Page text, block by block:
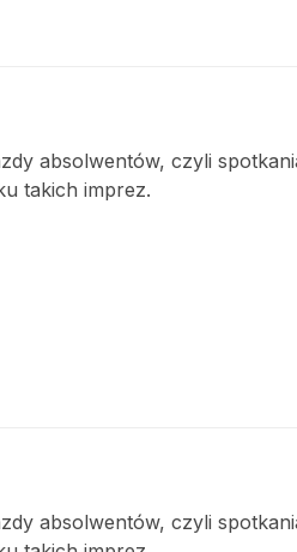
absolwentów, czyli
takich imprez.
absolwentów, czyli